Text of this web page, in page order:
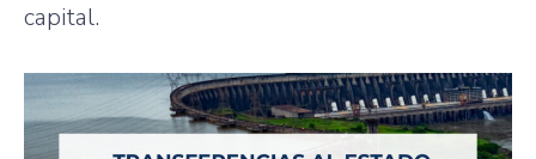
capital.